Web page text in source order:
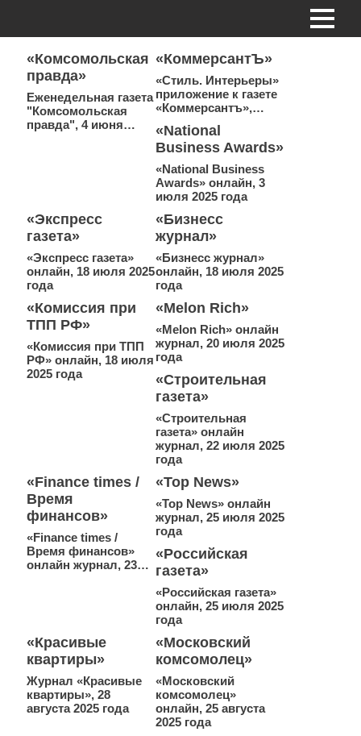
«Комсомольская
правда»
Еженедельная газета
"Комсомольская
правда", 4 июня…
«КоммерсантЪ»
«Стиль. Интерьеры»
приложение к газете
«Коммерсантъ»,…
«National
Business Awards»
«National Business
Awards» онлайн, 3
июля 2025 года
«Экспресс
газета»
«Экспресс газета»
онлайн, 18 июля 2025
года
«Бизнесс
журнал»
«Бизнесс журнал»
онлайн, 18 июля 2025
года
«Комиссия при
ТПП РФ»
«Комиссия при ТПП
РФ» онлайн, 18 июля
2025 года
«Melon Rich»
«Melon Rich» онлайн
журнал, 20 июля 2025
года
«Строительная
газета»
«Строительная
газета» онлайн
журнал, 22 июля 2025
года
«Finance times /
Время
финансов»
«Finance times /
Время финансов»
онлайн журнал, 23…
«Top News»
«Top News» онлайн
журнал, 25 июля 2025
года
«Российская
газета»
«Российская газета»
онлайн, 25 июля 2025
года
«Красивые
квартиры»
Журнал «Красивые
квартиры», 28
августа 2025 года
«Московский
комсомолец»
«Московский
комсомолец»
онлайн, 25 августа
2025 года